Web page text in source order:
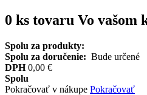
0 ks tovaru Vo vašom
Spolu za produkty:
Spolu za doručenie: Bude určené
DPH 0,00 €
Spolu
Pokračovať v nákupe Pokračovať